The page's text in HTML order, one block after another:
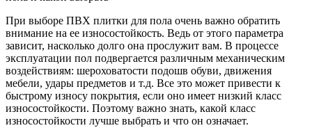
При выборе ПВХ плитки для пола очень важно обратить
внимание на ее износостойкость. Ведь от этого параметра
зависит, насколько долго она прослужит вам. В процессе
эксплуатации пол подвергается различным механическим
воздействиям: шероховатости подошв обуви, движения
мебели, удары предметов и т.д. Все это может привести к
быстрому износу покрытия, если оно имеет низкий класс
износостойкости. Поэтому важно знать, какой класс
износостойкости лучше выбрать и что он означает.